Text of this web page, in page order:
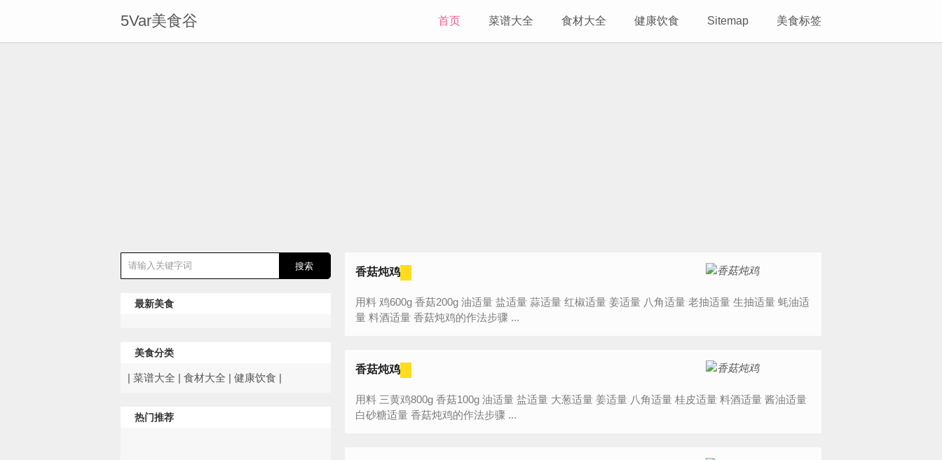
5Var美食谷 首页 菜谱大全 食材大全 健康饮食 Sitemap 美食标签
最新美食
美食分类
| 菜谱大全 | 食材大全 | 健康饮食 |
热门推荐
香菇炖鸡
用料 鸡600g 香菇200g 油适量 盐适量 蒜适量 红椒适量 姜适量 八角适量 老抽适量 生抽适量 蚝油适
量 料酒适量 香菇炖鸡的作法步骤 ...
香菇炖鸡
用料 三黄鸡800g 香菇100g 油适量 盐适量 大葱适量 姜适量 八角适量 桂皮适量 料酒适量 酱油适量
白砂糖适量 香菇炖鸡的作法步骤 ...